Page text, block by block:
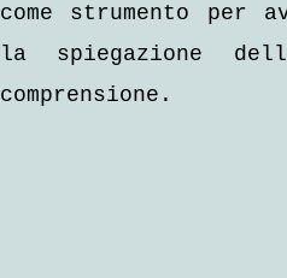
come strumento
la spiegazione
comprensione.